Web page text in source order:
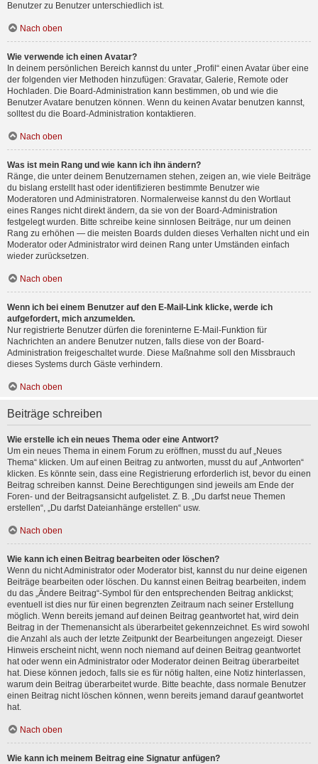
Benutzer zu Benutzer unterschiedlich ist.
Nach oben
Wie verwende ich einen Avatar?
In deinem persönlichen Bereich kannst du unter „Profil“ einen Avatar über eine
der folgenden vier Methoden hinzufügen: Gravatar, Galerie, Remote oder
Hochladen. Die Board-Administration kann bestimmen, ob und wie die
Benutzer Avatare benutzen können. Wenn du keinen Avatar benutzen kannst,
solltest du die Board-Administration kontaktieren.
Nach oben
Was ist mein Rang und wie kann ich ihn ändern?
Ränge, die unter deinem Benutzernamen stehen, zeigen an, wie viele Beiträge
du bislang erstellt hast oder identifizieren bestimmte Benutzer wie
Moderatoren und Administratoren. Normalerweise kannst du den Wortlaut
eines Ranges nicht direkt ändern, da sie von der Board-Administration
festgelegt wurden. Bitte schreibe keine sinnlosen Beiträge, nur um deinen
Rang zu erhöhen — die meisten Boards dulden dieses Verhalten nicht und ein
Moderator oder Administrator wird deinen Rang unter Umständen einfach
wieder zurücksetzen.
Nach oben
Wenn ich bei einem Benutzer auf den E-Mail-Link klicke, werde ich
aufgefordert, mich anzumelden.
Nur registrierte Benutzer dürfen die foreninterne E-Mail-Funktion für
Nachrichten an andere Benutzer nutzen, falls diese von der Board-
Administration freigeschaltet wurde. Diese Maßnahme soll den Missbrauch
dieses Systems durch Gäste verhindern.
Nach oben
Beiträge schreiben
Wie erstelle ich ein neues Thema oder eine Antwort?
Um ein neues Thema in einem Forum zu eröffnen, musst du auf „Neues
Thema“ klicken. Um auf einen Beitrag zu antworten, musst du auf „Antworten“
klicken. Es könnte sein, dass eine Registrierung erforderlich ist, bevor du einen
Beitrag schreiben kannst. Deine Berechtigungen sind jeweils am Ende der
Foren- und der Beitragsansicht aufgelistet. Z. B. „Du darfst neue Themen
erstellen“, „Du darfst Dateianhänge erstellen“ usw.
Nach oben
Wie kann ich einen Beitrag bearbeiten oder löschen?
Wenn du nicht Administrator oder Moderator bist, kannst du nur deine eigenen
Beiträge bearbeiten oder löschen. Du kannst einen Beitrag bearbeiten, indem
du das „Ändere Beitrag“-Symbol für den entsprechenden Beitrag anklickst;
eventuell ist dies nur für einen begrenzten Zeitraum nach seiner Erstellung
möglich. Wenn bereits jemand auf deinen Beitrag geantwortet hat, wird dein
Beitrag in der Themenansicht als überarbeitet gekennzeichnet. Es wird sowohl
die Anzahl als auch der letzte Zeitpunkt der Bearbeitungen angezeigt. Dieser
Hinweis erscheint nicht, wenn noch niemand auf deinen Beitrag geantwortet
hat oder wenn ein Administrator oder Moderator deinen Beitrag überarbeitet
hat. Diese können jedoch, falls sie es für nötig halten, eine Notiz hinterlassen,
warum dein Beitrag überarbeitet wurde. Bitte beachte, dass normale Benutzer
einen Beitrag nicht löschen können, wenn bereits jemand darauf geantwortet
hat.
Nach oben
Wie kann ich meinem Beitrag eine Signatur anfügen?